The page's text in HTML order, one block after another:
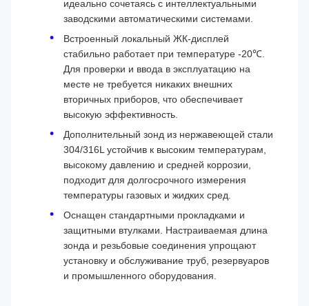
идеально сочетаясь с интеллектуальными
заводскими автоматическими системами.
Встроенный локальный ЖК-дисплей
стабильно работает при температуре -20℃.
Для проверки и ввода в эксплуатацию на
месте не требуется никаких внешних
вторичных приборов, что обеспечивает
высокую эффективность.
Дополнительный зонд из нержавеющей стали
304/316L устойчив к высоким температурам,
высокому давлению и средней коррозии,
подходит для долгосрочного измерения
температуры газовых и жидких сред.
Оснащен стандартными прокладками и
защитными втулками. Настраиваемая длина
зонда и резьбовые соединения упрощают
установку и обслуживание труб, резервуаров
и промышленного оборудования.